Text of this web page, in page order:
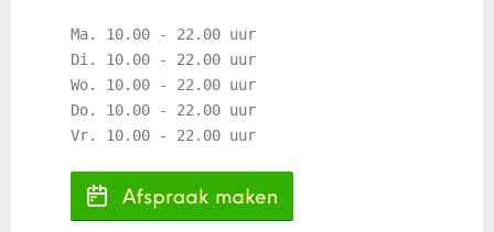
Ma. 10.00 - 22.00 uur
Di. 10.00 - 22.00 uur
Wo. 10.00 - 22.00 uur
Do. 10.00 - 22.00 uur
Vr. 10.00 - 22.00 uur